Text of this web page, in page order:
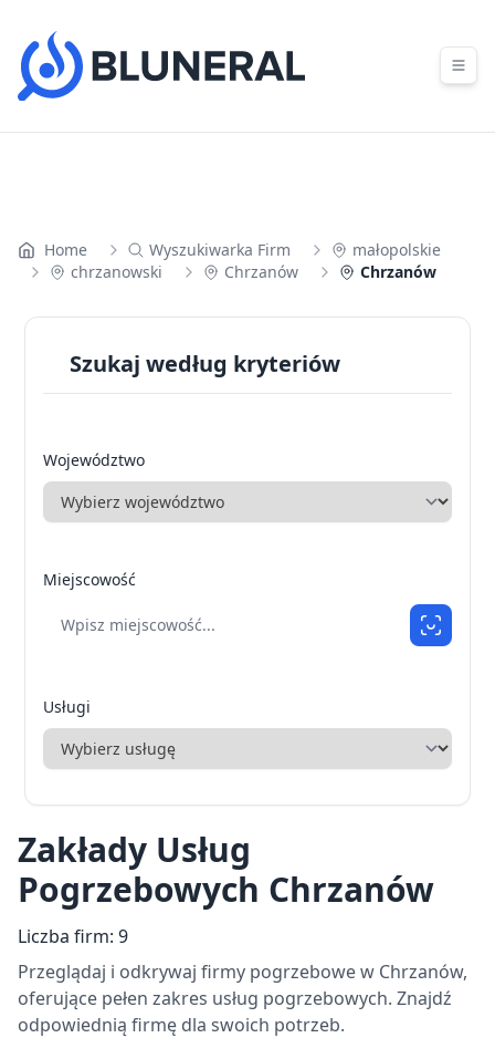
Home Wyszukiwarka Firm
małopolskie
chrzanowski
Chrzanów Chrzanów
Szukaj według kryteriów
Województwo
Miejscowość
Usługi
Zakłady Usług
Pogrzebowych Chrzanów
Liczba firm: 9
Przeglądaj i odkrywaj firmy pogrzebowe w Chrzanów,
oferujące pełen zakres usług pogrzebowych. Znajdź
odpowiednią firmę dla swoich potrzeb.